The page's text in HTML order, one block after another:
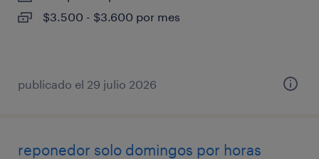
$3.500 - $3.600 por mes
publicado el 29 julio 2026
reponedor solo domingos por horas